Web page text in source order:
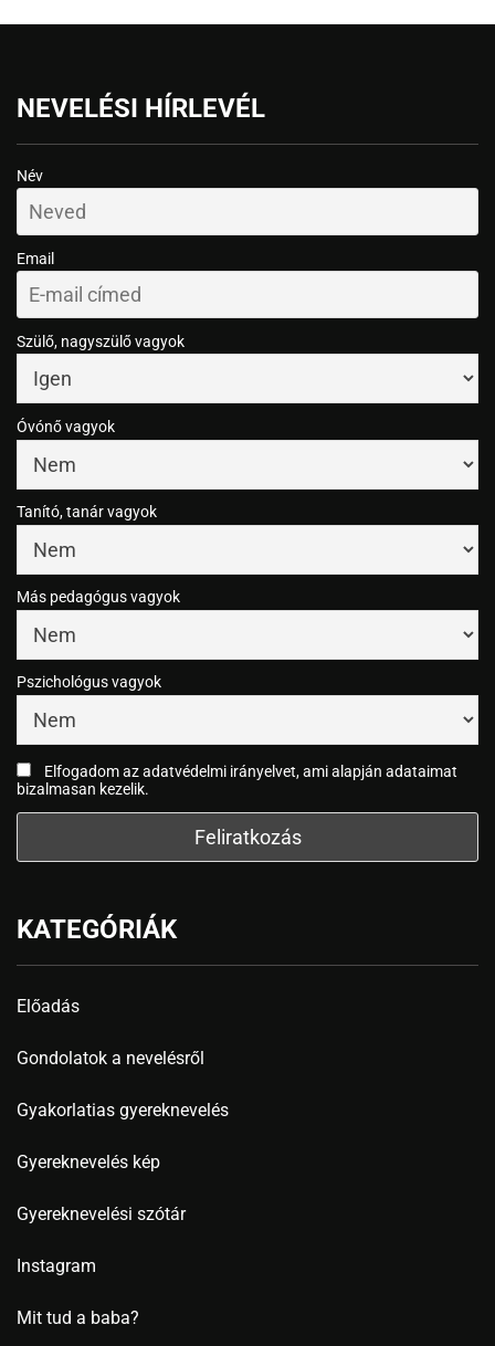
NEVELÉSI HÍRLEVÉL
Név
Email
Szülő, nagyszülő vagyok
Óvónő vagyok
Tanító, tanár vagyok
Más pedagógus vagyok
Pszichológus vagyok
Elfogadom az adatvédelmi irányelvet, ami alapján adataimat
bizalmasan kezelik.
KATEGÓRIÁK
Előadás
Gondolatok a nevelésről
Gyakorlatias gyereknevelés
Gyereknevelés kép
Gyereknevelési szótár
Instagram
Mit tud a baba?